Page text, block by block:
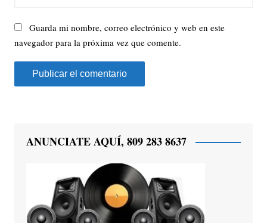
Guarda mi nombre, correo electrónico y web en este
navegador para la próxima vez que comente.
ANUNCIATE AQUÍ, 809 283 8637